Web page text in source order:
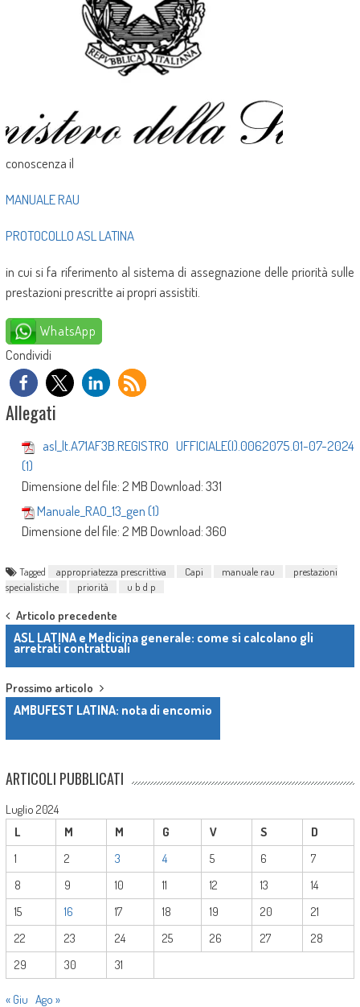
conoscenza il
MANUALE RAU
PROTOCOLLO ASL LATINA
in cui si fa riferimento al sistema di assegnazione delle priorità sulle
prestazioni prescritte ai propri assistiti.
WhatsApp
Condividi
Allegati
asl_lt.A71AF3B.REGISTRO UFFICIALE(I).0062075.01-07-2024
(1)
Dimensione del file:2 MBDownload:331
Manuale_RAO_13_gen (1)
Dimensione del file:2 MBDownload:360
Tagged appropriatezza prescrittiva Capi manuale rau
prestazioni
specialistiche
priorità u b d p
Post navigation
Articolo precedente
ASL LATINA e Medicina generale: come si calcolano gli
arretrati contrattuali
Prossimo articolo
AMBUFEST LATINA: nota di encomio
ARTICOLI PUBBLICATI
Luglio 2024
L
M M G V S
D
1
2 3 4 5 6
7
8
9 10 11 12 13
14
15
16 17 18 19 20
21
22
23 24 25 26 27
28
29
30 31
« Giu Ago »